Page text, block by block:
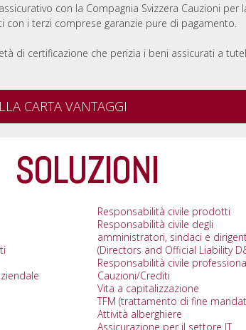
con la Compagnia Svizzera Cauzioni per
i terzi comprese garanzie pure di pagamento.
di certificazione che perizia i beni assicurati a
CARTA VANTAGGI
SOLUZIONI
Responsabilità civile prodotti
Responsabilità civile degli
amministratori, sindaci e
(Directors and Official Liability
Responsabilità civile
Cauzioni/Crediti
Vita a capitalizzazione
TFM (trattamento di fine
Attività alberghiere
Assicurazione per il settore IT